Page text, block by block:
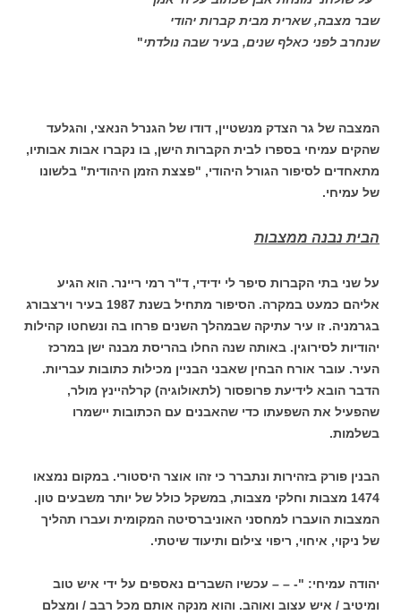
שבר מצבה, שארית מבית קברות יהודי
שנחרב לפני כאלף שנים, בעיר שבה נולדתי"
המצבה של גר הצדק מנשטיין, דודו של הגנרל הנאצי, והגלעד
שהקים עמיחי בספרו לבית הקברות הישן, בו נקברו אבות אבותיו,
מתאחדים לסיפור הגורל היהודי, "פצצת הזמן היהודית" בלשונו
של עמיחי.
הבית נבנה ממצבות
על שני בתי הקברות סיפר לי ידידי, ד"ר רמי ריינר. הוא הגיע
אליהם כמעט במקרה. הסיפור מתחיל בשנת 1987 בעיר וירצבורג
בגרמניה. זו עיר עתיקה שבמהלך השנים פרחו בה ונשחטו קהילות
יהודיות לסירוגין. באותה שנה החלו בהריסת מבנה ישן במרכז
העיר. עובר אורח הבחין שאבני הבניין מכילות כתובות עבריות.
הדבר הובא לידיעת פרופסור (לתאולוגיה) קרלהיינץ מולר,
שהפעיל את השפעתו כדי שהאבנים עם הכתובות יישמרו
בשלמות.
הבנין פורק בזהירות ונתברר כי זהו אוצר היסטורי. במקום נמצאו
1474 מצבות וחלקי מצבות, במשקל כולל של יותר משבעים טון.
המצבות הועברו למחסני האוניברסיטה המקומית ועברו תהליך
של ניקוי, איחוי, ריפוי צילום ותיעוד שיטתי.
יהודה עמיחי: "- – – עכשיו השברים נאספים על ידי איש טוב
ומיטיב / איש עצוב ואוהב. והוא מנקה אותם מכל רבב / ומצלם